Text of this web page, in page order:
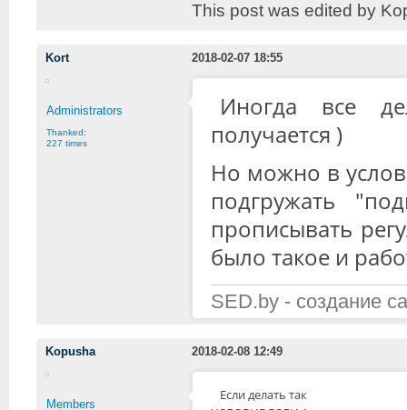
This post was edited by
Kort 2018-02-07 18:55
Administrators
Thanked:
227 times
Иногда все
получается )
Но можно в
подгружать
прописывать
было такое и
SED.by - создание
Kopusha 2018-02-08 12:49
Members
Если делать так